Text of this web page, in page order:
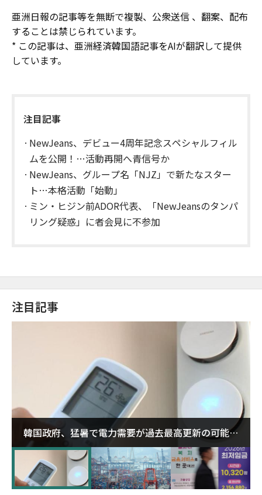
亜洲日報の記事等を無断で複製、公衆送信 、翻案、配布
することは禁じられています。
* この記事は、亜洲経済韓国語記事をAIが翻訳して提供
しています。
注目記事
NewJeans、デビュー4周年記念スペシャルフィル
ムを公開！…活動再開へ青信号か
NewJeans、グループ名「NJZ」で新たなスター
ト…本格活動「始動」
ミン・ヒジン前ADOR代表、「NewJeansのタンパ
リング疑惑」に者会見に不参加
注目記事
韓国政府、猛暑で電力需要が過去最高更新の可能性
に需給対応体制を点検